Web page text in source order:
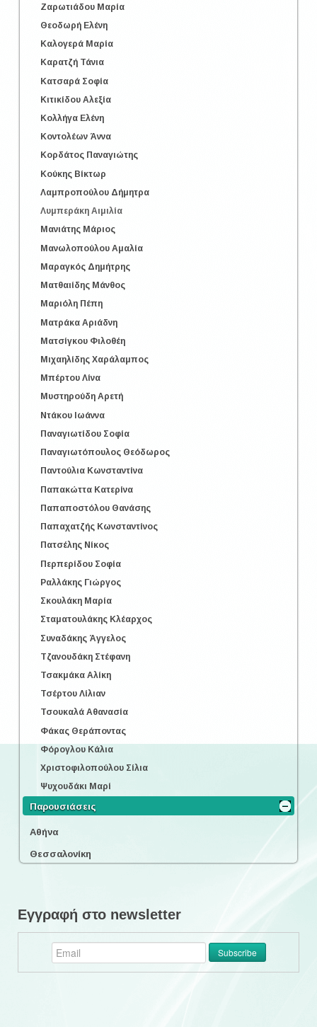
Ζαρωτιάδου Μαρία
Θεοδωρή Ελένη
Καλογερά Μαρία
Καρατζή Τάνια
Κατσαρά Σοφία
Κιτικίδου Αλεξία
Κολλήγα Ελένη
Κοντολέων Άννα
Κορδάτος Παναγιώτης
Κούκης Βίκτωρ
Λαμπροπούλου Δήμητρα
Λυμπεράκη Αιμιλία
Μανιάτης Μάριος
Μανωλοπούλου Αμαλία
Μαραγκός Δημήτρης
Ματθαιίδης Μάνθος
Μαριόλη Πέπη
Ματράκα Αριάδνη
Ματσίγκου Φιλοθέη
Μιχαηλίδης Χαράλαμπος
Μπέρτου Λίνα
Μυστηρούδη Αρετή
Ντάκου Ιωάννα
Παναγιωτίδου Σοφία
Παναγιωτόπουλος Θεόδωρος
Παντούλια Κωνσταντίνα
Παπακώττα Κατερίνα
Παπαποστόλου Θανάσης
Παπαχατζής Κωνσταντίνος
Πατσέλης Νίκος
Περπερίδου Σοφία
Ραλλάκης Γιώργος
Σκουλάκη Μαρία
Σταματουλάκης Κλέαρχος
Συναδάκης Άγγελος
Τζανουδάκη Στέφανη
Τσακμάκα Αλίκη
Τσέρτου Λίλιαν
Τσουκαλά Αθανασία
Φάκας Θεράποντας
Φόρογλου Κάλια
Χριστοφιλοπούλου Σίλια
Ψυχουδάκι Μαρί
Παρουσιάσεις
Αθήνα
Θεσσαλονίκη
Εγγραφή στο newsletter